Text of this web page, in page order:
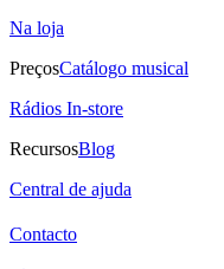
Na loja
PreçosCatálogo musical
Rádios In-store
RecursosBlog
Central de ajuda
Contacto